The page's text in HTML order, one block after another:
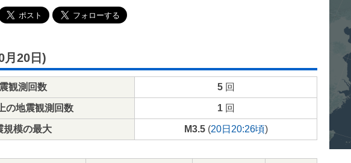
月20日)
観測回数 5回
の地震観測回数 1回
規模の最大 M3.5(20日20:26頃)